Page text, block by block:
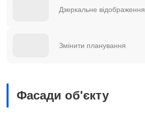
Дзеркальне відображення
Змінити планування
Фасади об'єкту